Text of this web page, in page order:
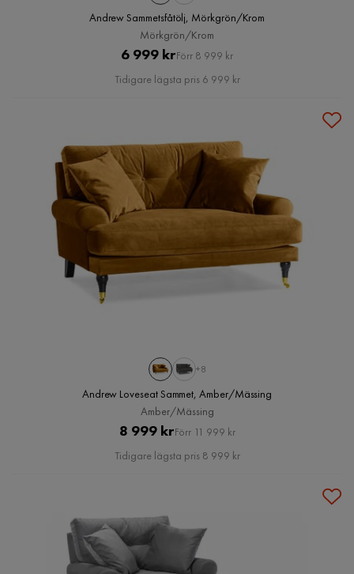
Andrew Sammetsfåtölj, Mörkgrön/Krom
Mörkgrön/Krom
Pris
6 999 krOriginal
Pris
Förr 8 999 kr
Tidigare lägsta pris 6 999 kr
+8
Andrew Loveseat Sammet, Amber/Mässing
Amber/Mässing
Pris
8 999 krOriginal
Pris
Förr 11 999 kr
Tidigare lägsta pris 8 999 kr